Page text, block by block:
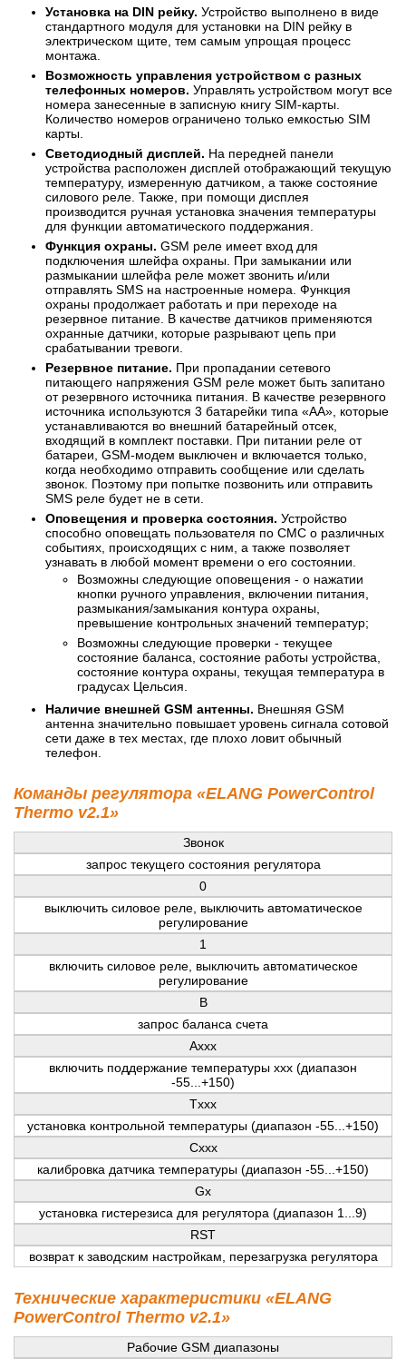
Установка на DIN рейку. Устройство выполнено в виде
стандартного модуля для установки на DIN рейку в
электрическом щите, тем самым упрощая процесс
монтажа.
Возможность управления устройством с разных
телефонных номеров. Управлять устройством могут все
номера занесенные в записную книгу SIM-карты.
Количество номеров ограничено только емкостью SIM
карты.
Светодиодный дисплей. На передней панели
устройства расположен дисплей отображающий текущую
температуру, измеренную датчиком, а также состояние
силового реле. Также, при помощи дисплея
производится ручная установка значения температуры
для функции автоматического поддержания.
Функция охраны. GSM реле имеет вход для
подключения шлейфа охраны. При замыкании или
размыкании шлейфа реле может звонить и/или
отправлять SMS на настроенные номера. Функция
охраны продолжает работать и при переходе на
резервное питание. В качестве датчиков применяются
охранные датчики, которые разрывают цепь при
срабатывании тревоги.
Резервное питание. При пропадании сетевого
питающего напряжения GSM реле может быть запитано
от резервного источника питания. В качестве резервного
источника используются 3 батарейки типа «АА», которые
устанавливаются во внешний батарейный отсек,
входящий в комплект поставки. При питании реле от
батареи, GSM-модем выключен и включается только,
когда необходимо отправить сообщение или сделать
звонок. Поэтому при попытке позвонить или отправить
SMS реле будет не в сети.
Оповещения и проверка состояния. Устройство
способно оповещать пользователя по СМС о различных
событиях, происходящих с ним, а также позволяет
узнавать в любой момент времени о его состоянии.
Возможны следующие оповещения - о нажатии
кнопки ручного управления, включении питания,
размыкания/замыкания контура охраны,
превышение контрольных значений температур;
Возможны следующие проверки - текущее
состояние баланса, состояние работы устройства,
состояние контура охраны, текущая температура в
градусах Цельсия.
Наличие внешней GSM антенны. Внешняя GSM
антенна значительно повышает уровень сигнала сотовой
сети даже в тех местах, где плохо ловит обычный
телефон.
Команды регулятора «ELANG PowerControl
Thermo v2.1»
Звонок
запрос текущего состояния регулятора
0
выключить силовое реле, выключить автоматическое
регулирование
1
включить силовое реле, выключить автоматическое
регулирование
B
запрос баланса счета
Axxx
включить поддержание температуры ххх (диапазон
-55...+150)
Tххх
установка контрольной температуры (диапазон -55...+150)
Cххх
калибровка датчика температуры (диапазон -55...+150)
Gx
установка гистерезиса для регулятора (диапазон 1...9)
RST
возврат к заводским настройкам, перезагрузка регулятора
Технические характеристики «ELANG
PowerControl Thermo v2.1»
Рабочие GSM диапазоны